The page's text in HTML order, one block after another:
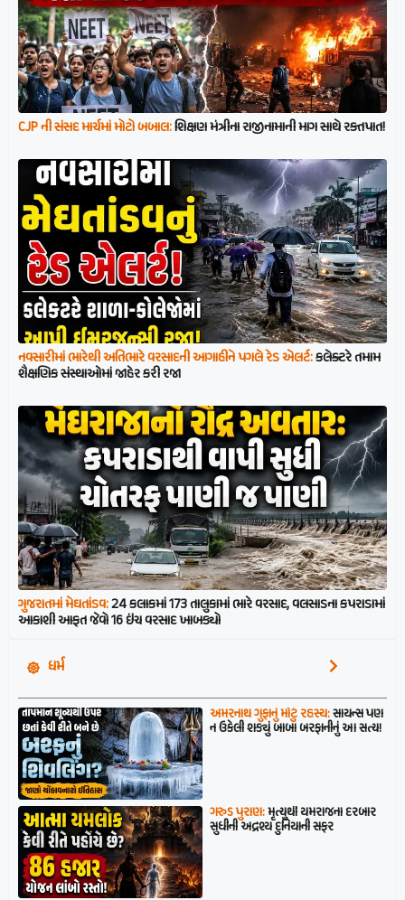
CJP ની સંસદ માર્ચમાં મોટો બબાલ:શિક્ષણ મંત્રીના રાજીનામાની માગ સાથે રક્તપાત!
નવસારીમાં ભારેથી અતિભારે વરસાદની આગાહીને પગલે રેડ એલર્ટ:કલેક્ટરે તમામ
શૈક્ષણિક સંસ્થાઓમાં જાહેર કરી રજા
ગુજરાતમાં મેઘતાંડવ:24 કલાકમાં 173 તાલુકામાં ભારે વરસાદ, વલસાડના કપરાડામાં
આકાશી આફત જેવો 16 ઇંચ વરસાદ ખાબક્યો
ધર્મ
અમરનાથ ગુફાનું મોટું રહસ્ય:સાયન્સ પણ
ન ઉકેલી શક્યું બાબા બરફાનીનું આ સત્ય!
ગરુડ પુરાણ:મૃત્યુથી યમરાજના દરબાર
સુધીની અદ્રશ્ય દુનિયાની સફર